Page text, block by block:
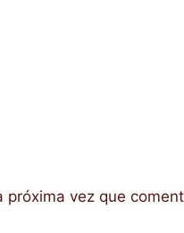
vez que